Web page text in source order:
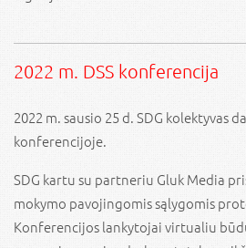
2022 m. DSS konferencija
2022 m. sausio 25 d. SDG kolektyvas
konferencijoje.
SDG kartu su partneriu Gluk Media
mokymo pavojingomis sąlygomis
Konferencijos lankytojai virtualiu